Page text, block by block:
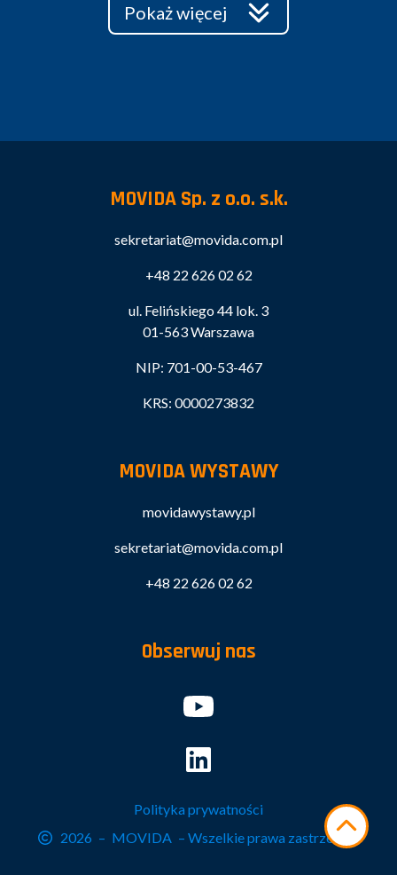
Pokaż więcej
MOVIDA Sp. z o.o. s.k.
sekretariat@movida.com.pl
+48 22 626 02 62
ul. Felińskiego 44 lok. 3
01-563 Warszawa
NIP: 701-00-53-467
KRS: 0000273832
MOVIDA WYSTAWY
movidawystawy.pl
sekretariat@movida.com.pl
+48 22 626 02 62
Obserwuj nas
Polityka prywatności
2026 – MOVIDA – Wszelkie prawa zastrzeżone